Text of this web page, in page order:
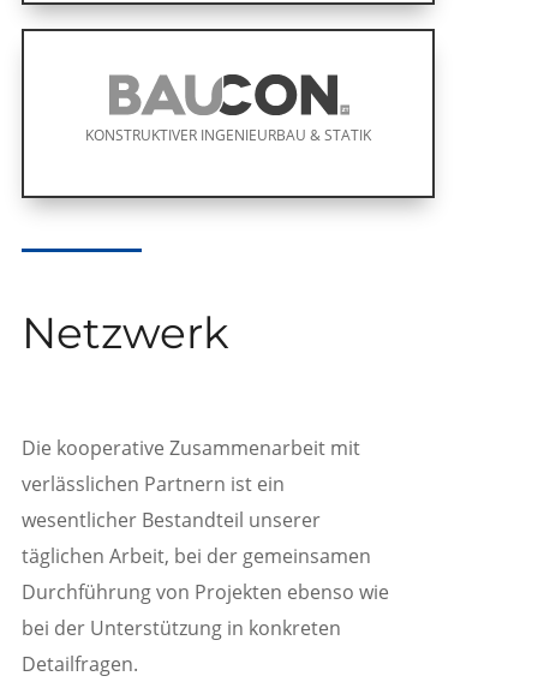
KONSTRUKTIVER INGENIEURBAU & STATIK
Netzwerk
Die kooperative Zusammenarbeit mit
verlässlichen Partnern ist ein
wesentlicher Bestandteil unserer
täglichen Arbeit, bei der gemeinsamen
Durchführung von Projekten ebenso wie
bei der Unterstützung in konkreten
Detailfragen.